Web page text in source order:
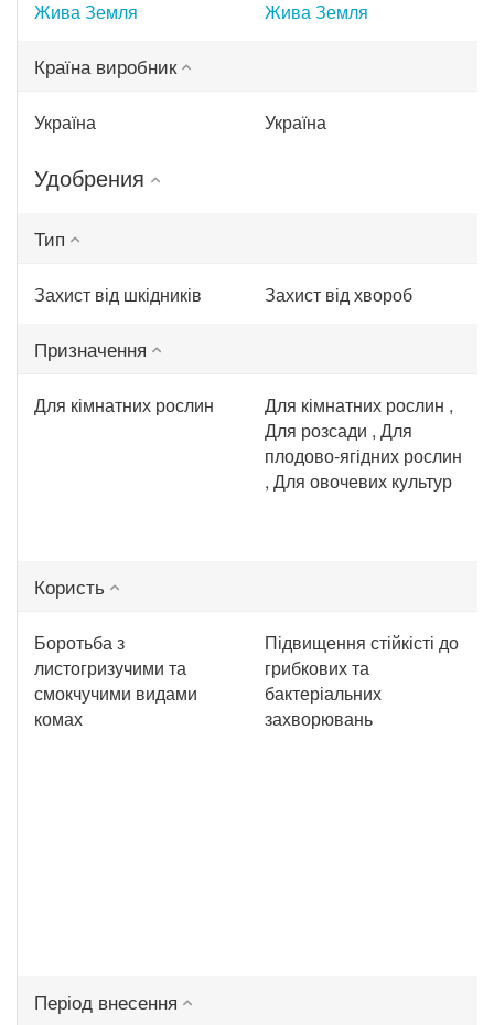
Жива Земля Жива Земля
Країна виробник
Україна Україна
Удобрения
Тип
Захист від шкідників Захист від хвороб
Призначення
Для кімнатних рослин
Для кімнатних рослин ,
Для розсади , Для
плодово-ягідних рослин
, Для овочевих культур
Користь
Боротьба з
листогризучими та
смокчучими видами
комах
Підвищення стійкісті до
грибкових та
бактеріальних
захворювань
Період внесення